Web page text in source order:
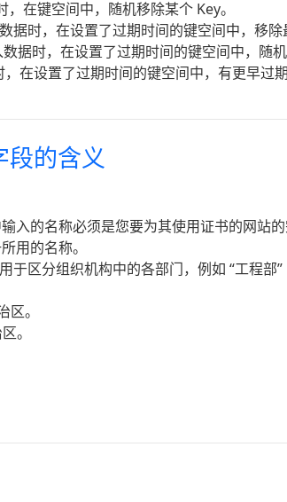
在键空间中，随机移除某个 Key。
据时，在设置了过期时间的键空间中，移除
据时，在设置了过期时间的键空间中，随机
在设置了过期时间的键空间中，有更早过
段的含义
入的名称必须是您要为其使用证书的网站
用的名称。
区分组织机构中的各部门，例如 “工程部”
。
。